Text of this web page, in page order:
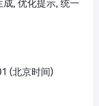
, 优化提示, 统一
(北京时间)